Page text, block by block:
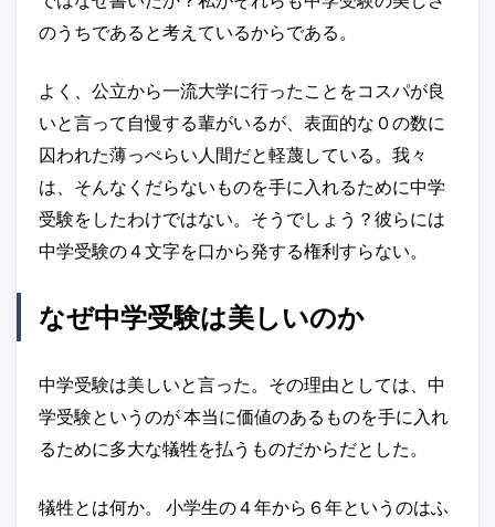
のうちであると考えているからである。
よく、公立から一流大学に行ったことをコスパが良
いと言って自慢する輩がいるが、表面的な０の数に
囚われた薄っぺらい人間だと軽蔑している。我々
は、そんなくだらないものを手に入れるために中学
受験をしたわけではない。そうでしょう？彼らには
中学受験の４文字を口から発する権利すらない。
なぜ中学受験は美しいのか
中学受験は美しいと言った。その理由としては、中
学受験というのが 本当に価値のあるものを手に入れ
るために多大な犠牲を払うものだからだとした。
犠牲とは何か。 小学生の４年から６年というのはふ